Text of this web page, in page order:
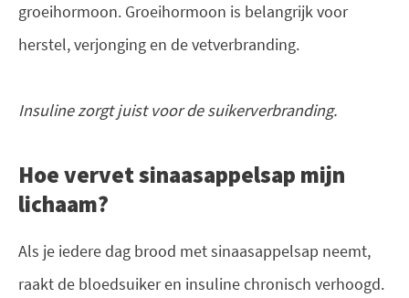
groeihormoon. Groeihormoon is belangrijk voor
herstel, verjonging en de vetverbranding.
Insuline zorgt juist voor de suikerverbranding.
Hoe vervet sinaasappelsap mijn
lichaam?
Als je iedere dag brood met sinaasappelsap neemt,
raakt de bloedsuiker en insuline chronisch verhoogd.